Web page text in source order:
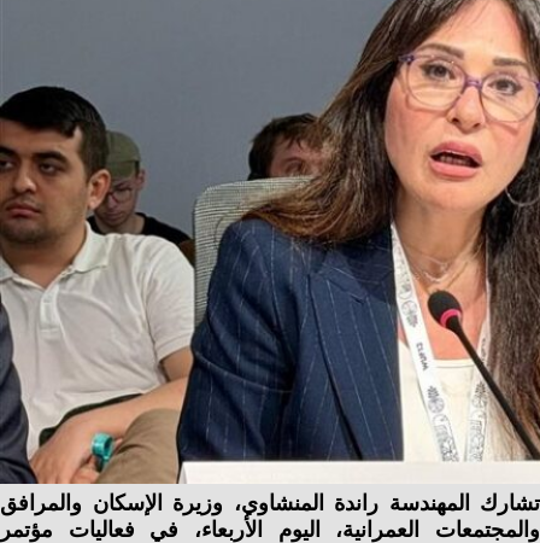
تشارك المهندسة راندة المنشاوي، وزيرة الإسكان والمرافق
والمجتمعات العمرانية، اليوم الأربعاء، في فعاليات مؤتمر